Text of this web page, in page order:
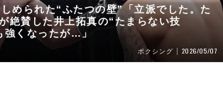
められた“ふたつの壁”「立派でした。た
絶賛した井上拓真の“たまらない技
強くなったが…」
ボクシング 2026/05/07